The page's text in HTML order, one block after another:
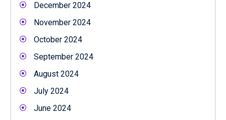
December 2024
November 2024
October 2024
September 2024
August 2024
July 2024
June 2024